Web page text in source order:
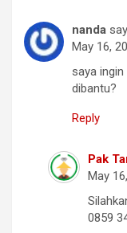
nanda
May 16,
saya
dibantu?
Reply
Pak
May
0859